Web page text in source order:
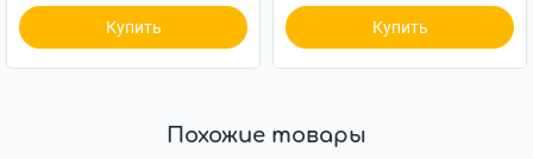
Купить Купить
Похожие товары